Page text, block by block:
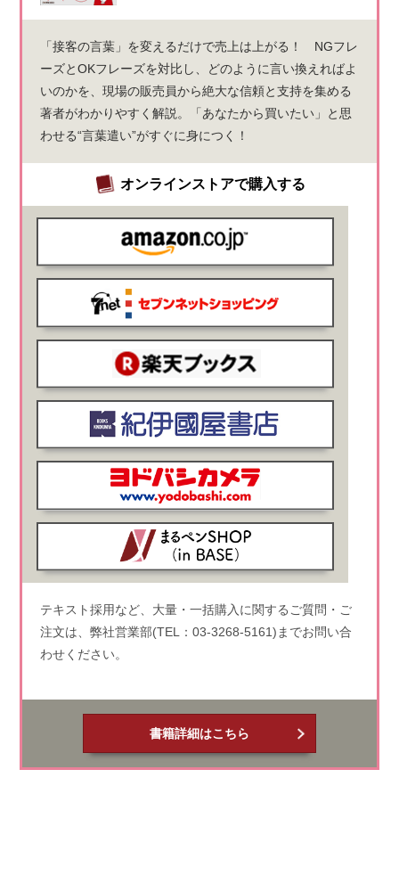
「接客の言葉」を変えるだけで売上は上がる！ NGフレ
ーズとOKフレーズを対比し、どのように言い換えればよ
いのかを、現場の販売員から絶大な信頼と支持を集める
著者がわかりやすく解説。「あなたから買いたい」と思
わせる“言葉遣い”がすぐに身につく！
オンラインストアで購入する
テキスト採用など、大量・一括購入に関するご質問・ご
注文は、弊社営業部(TEL：03-3268-5161)までお問い合
わせください。
書籍詳細はこちら